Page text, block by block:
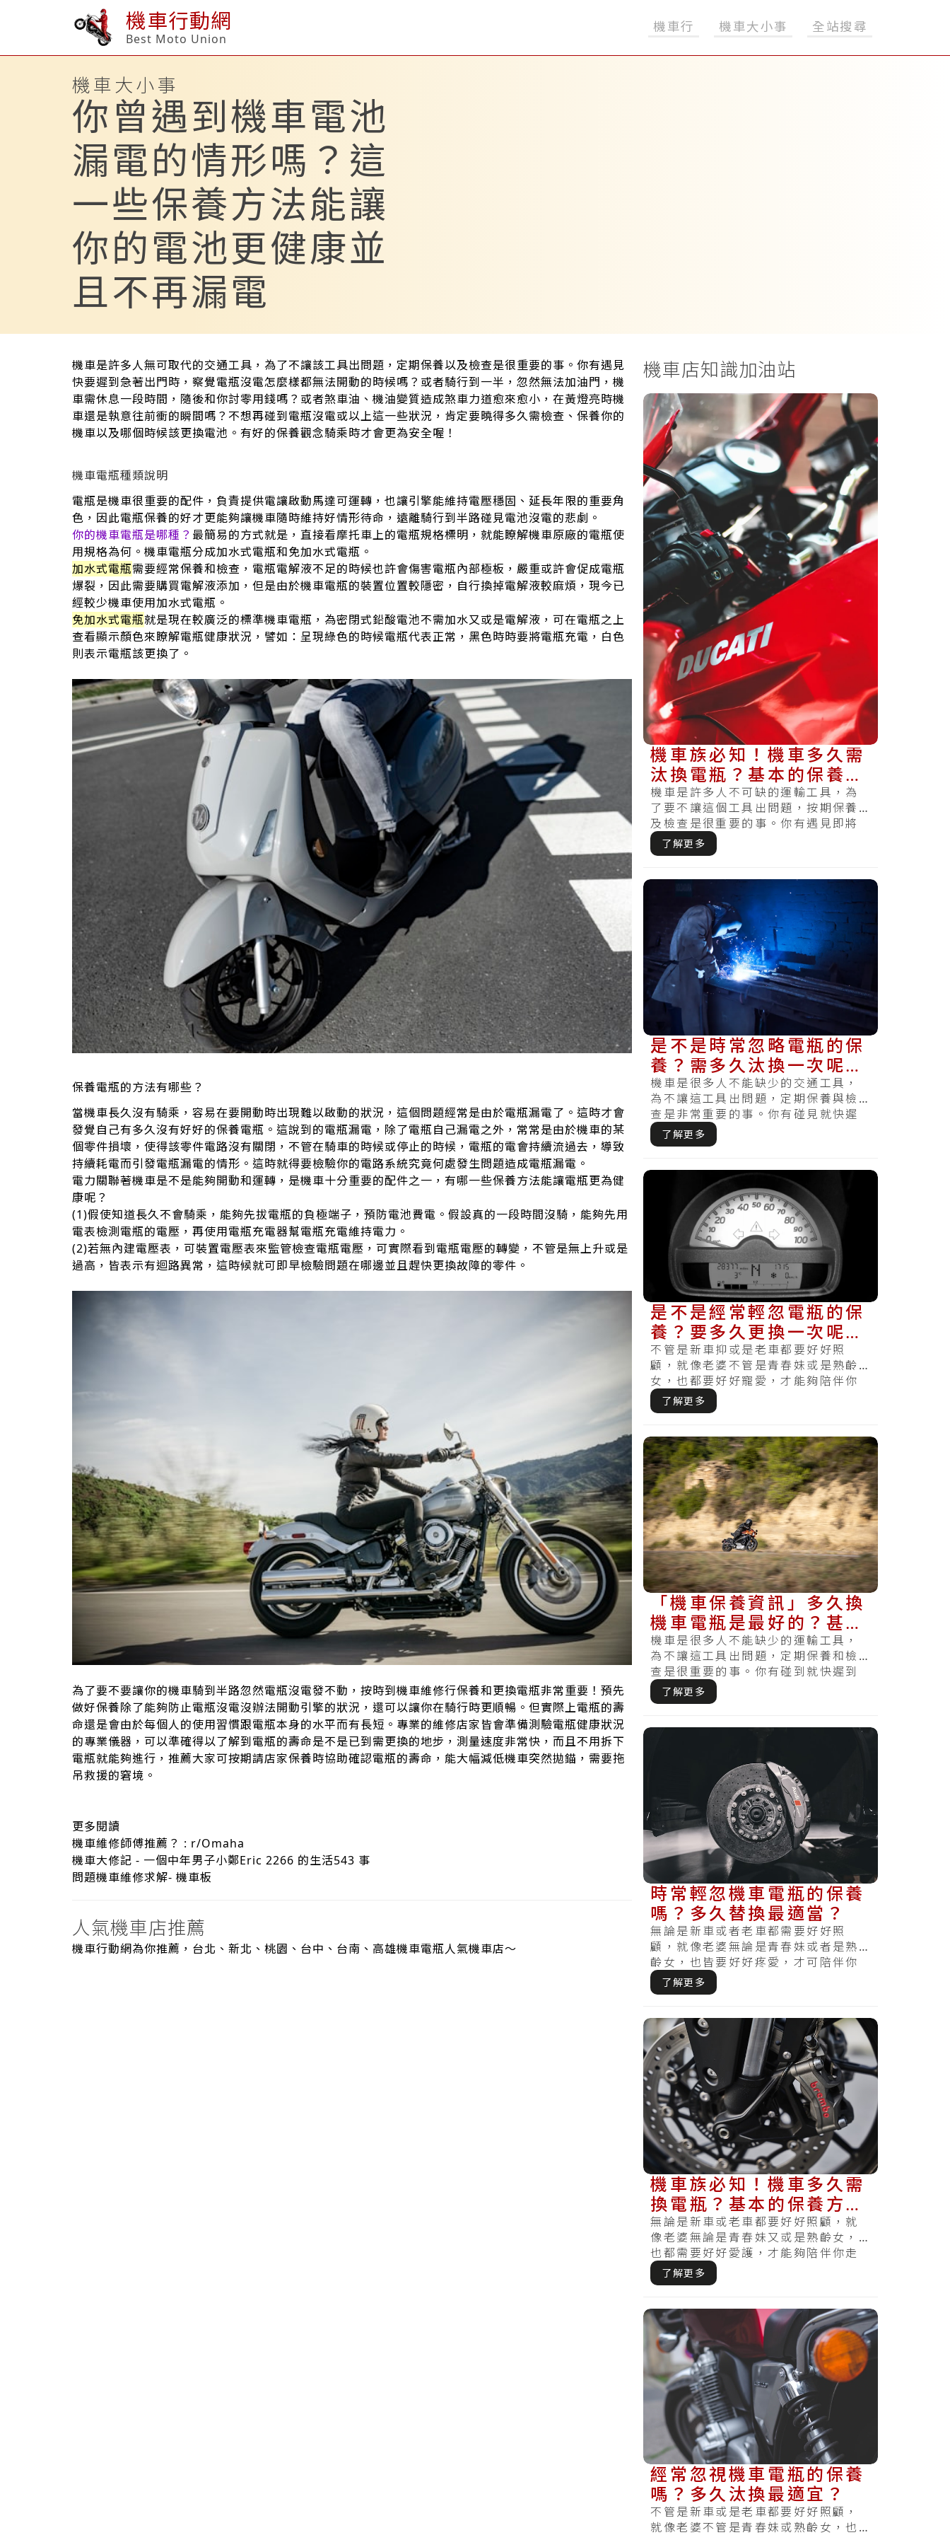
機車行動網
Best Moto Union
機車行 機車大小事 全站搜尋
機車大小事
你曾遇到機車電池
漏電的情形嗎？這
一些保養方法能讓
你的電池更健康並
且不再漏電
機車是許多人無可取代的交通工具，為了不讓該工具出問題，定期保養以及檢查是很重要的事。你有遇見
快要遲到急著出門時，察覺電瓶沒電怎麼樣都無法開動的時候嗎？或者騎行到一半，忽然無法加油門，機
車需休息一段時間，隨後和你討零用錢嗎？或者煞車油、機油變質造成煞車力道愈來愈小，在黃燈亮時機
車還是執意往前衝的瞬間嗎？不想再碰到電瓶沒電或以上這一些狀況，肯定要曉得多久需檢查、保養你的
機車以及哪個時候該更換電池。有好的保養觀念騎乘時才會更為安全喔！
機車電瓶種類說明
電瓶是機車很重要的配件，負責提供電讓啟動馬達可運轉，也讓引擎能維持電壓穩固、延長年限的重要角
色，因此電瓶保養的好才更能夠讓機車隨時維持好情形待命，遠離騎行到半路碰見電池沒電的悲劇。
你的機車電瓶是哪種？ 最簡易的方式就是，直接看摩托車上的電瓶規格標明，就能瞭解機車原廠的電瓶使
用規格為何。機車電瓶分成加水式電瓶和免加水式電瓶。
加水式電瓶需要經常保養和檢查，電瓶電解液不足的時候也許會傷害電瓶內部極板，嚴重或許會促成電瓶
爆裂，因此需要購買電解液添加，但是由於機車電瓶的裝置位置較隱密，自行換掉電解液較麻煩，現今已
經較少機車使用加水式電瓶。
免加水式電瓶就是現在較廣泛的標準機車電瓶，為密閉式鉛酸電池不需加水又或是電解液，可在電瓶之上
查看顯示顏色來瞭解電瓶健康狀況，譬如：呈現綠色的時候電瓶代表正常，黑色時時要將電瓶充電，白色
則表示電瓶該更換了。
保養電瓶的方法有哪些？
當機車長久沒有騎乘，容易在要開動時出現難以啟動的狀況，這個問題經常是由於電瓶漏電了。這時才會
發覺自己有多久沒有好好的保養電瓶。這說到的電瓶漏電，除了電瓶自己漏電之外，常常是由於機車的某
個零件損壞，使得該零件電路沒有關閉，不管在騎車的時候或停止的時候，電瓶的電會持續流過去，導致
持續耗電而引發電瓶漏電的情形。這時就得要檢驗你的電路系統究竟何處發生問題造成電瓶漏電。
電力關聯著機車是不是能夠開動和運轉，是機車十分重要的配件之一，有哪一些保養方法能讓電瓶更為健
康呢？
(1)假使知道長久不會騎乘，能夠先拔電瓶的負極端子，預防電池費電。假設真的一段時間沒騎，能夠先用
電表檢測電瓶的電壓，再使用電瓶充電器幫電瓶充電維持電力。
(2)若無內建電壓表，可裝置電壓表來監管檢查電瓶電壓，可實際看到電瓶電壓的轉變，不管是無上升或是
過高，皆表示有迴路異常，這時候就可即早檢驗問題在哪邊並且趕快更換故障的零件。
為了要不要讓你的機車騎到半路忽然電瓶沒電發不動，按時到機車維修行保養和更換電瓶非常重要！預先
做好保養除了能夠防止電瓶沒電沒辦法開動引擎的狀況，還可以讓你在騎行時更順暢。但實際上電瓶的壽
命還是會由於每個人的使用習慣跟電瓶本身的水平而有長短。專業的維修店家皆會準備測驗電瓶健康狀況
的專業儀器，可以準確得以了解到電瓶的壽命是不是已到需更換的地步，測量速度非常快，而且不用拆下
電瓶就能夠進行，推薦大家可按期請店家保養時協助確認電瓶的壽命，能大幅減低機車突然拋錨，需要拖
吊救援的窘境。
更多閱讀
機車維修師傅推薦？ : r/Omaha
機車大修記 - 一個中年男子小鄭Eric 2266 的生活543 事
問題機車維修求解- 機車板
人氣機車店推薦
機車行動網為你推薦，台北、新北、桃園、台中、台南、高雄機車電瓶人氣機車店～
機車店知識加油站
機車族必知！機車多久需
汰換電瓶？基本的保養方
法在這裡
機車是許多人不可缺的運輸工具，為
了要不讓這個工具出問題，按期保養
及檢查是很重要的事。你有遇見即將
遲到急著出門時，發覺電瓶沒電怎麼
樣皆無法.....
了解更多
是不是時常忽略電瓶的保
養？需多久汰換一次呢？
電瓶保養攻略教你如何將
電池照顧好！
機車是很多人不能缺少的交通工具，
為不讓這工具出問題，定期保養與檢
查是非常重要的事。你有碰見就快遲
到急著出門時，察覺電瓶沒電怎麼樣
都無法驅.....
了解更多
是不是經常輕忽電瓶的保
養？要多久更換一次呢？
電瓶保養指南教你怎麼將
電池照顧好！
不管是新車抑或是老車都要好好照
顧，就像老婆不管是青春妹或是熟齡
女，也都要好好寵愛，才能夠陪伴你
走得長久。沒有好好保養或按時檢
查，哪天察覺.....
了解更多
「機車保養資訊」多久換
機車電瓶是最好的？甚麼
保養方式最適合你的電
瓶？
機車是很多人不能缺少的運輸工具，
為不讓這工具出問題，定期保養和檢
查是很重要的事。你有碰到就快遲到
急著出門時，發覺電瓶沒電怎麼樣都
無法啟動.....
了解更多
時常輕忽機車電瓶的保養
嗎？多久替換最適當？
無論是新車或者老車都需要好好照
顧，就像老婆無論是青春妹或者是熟
齡女，也皆要好好疼愛，才可陪伴你
走得長久。沒有好好保養或者是按期
檢查，哪天.....
了解更多
機車族必知！機車多久需
換電瓶？基本的保養方式
在這裡
無論是新車或老車都要好好照顧，就
像老婆無論是青春妹又或是熟齡女，
也都需要好好愛護，才能夠陪伴你走
得長久。沒好好保養又或是定期檢
查，哪天察.....
了解更多
經常忽視機車電瓶的保養
嗎？多久汰換最適宜？
不管是新車或是老車都要好好照顧，
就像老婆不管是青春妹或熟齡女，也